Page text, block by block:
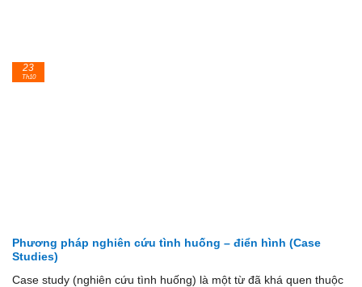
Phương pháp nghiên cứu tình huống – điển hình (Case
Studies)
Case study (nghiên cứu tình huống) là một từ đã khá quen thuộc
23
Th10